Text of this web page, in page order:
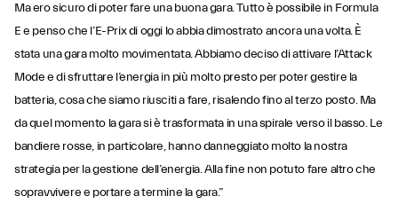
Ma ero sicuro di poter fare una buona gara. Tutto è possibile in Formula
E e penso che l’E-Prix di oggi lo abbia dimostrato ancora una volta. È
stata una gara molto movimentata. Abbiamo deciso di attivare l’Attack
Mode e di sfruttare l’energia in più molto presto per poter gestire la
batteria, cosa che siamo riusciti a fare, risalendo fino al terzo posto. Ma
da quel momento la gara si è trasformata in una spirale verso il basso. Le
bandiere rosse, in particolare, hanno danneggiato molto la nostra
strategia per la gestione dell’energia. Alla fine non potuto fare altro che
sopravvivere e portare a termine la gara.”